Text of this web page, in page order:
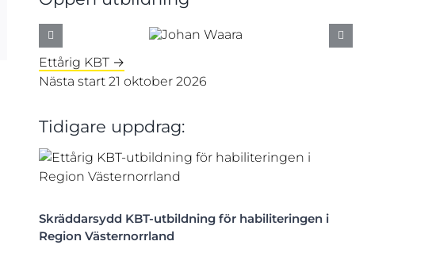
Ettårig KBT →
Nästa start 21 oktober 2026
Tidigare uppdrag:
Skräddarsydd KBT-utbildning för habiliteringen i
Region Västernorrland